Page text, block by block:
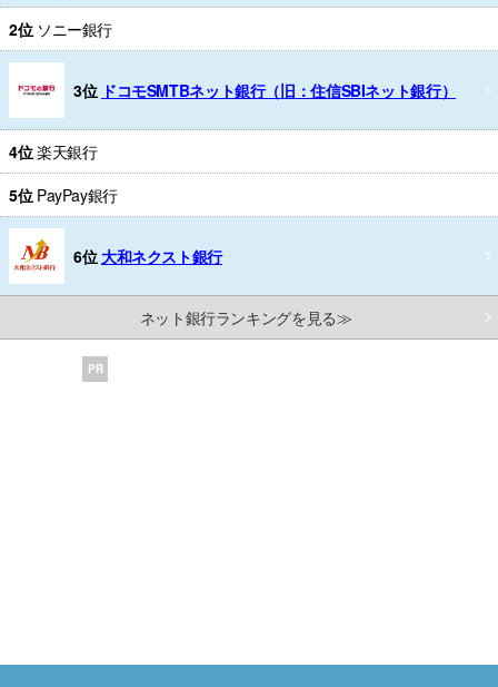
2位 ソニー銀行
3位 ドコモSMTBネット銀行（旧：住信SBIネット銀行）
4位楽天銀行
5位 PayPay銀行
6位 大和ネクスト銀行
ネット銀行ランキングを見る≫
PR